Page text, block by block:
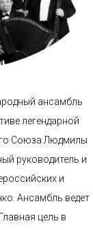
ансамбль
легендарной
Союза Людмилы
руководитель и
и
Ансамбль ведет
цель в